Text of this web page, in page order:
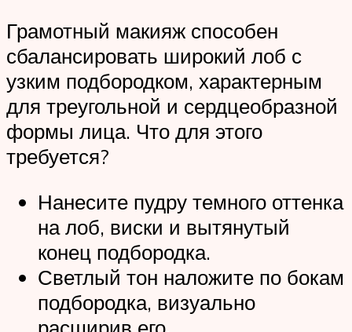
Грамотный макияж способен
сбалансировать широкий лоб с
узким подбородком, характерным
для треугольной и сердцеобразной
формы лица. Что для этого
требуется?
Нанесите пудру темного оттенка
на лоб, виски и вытянутый
конец подбородка.
Светлый тон наложите по бокам
подбородка, визуально